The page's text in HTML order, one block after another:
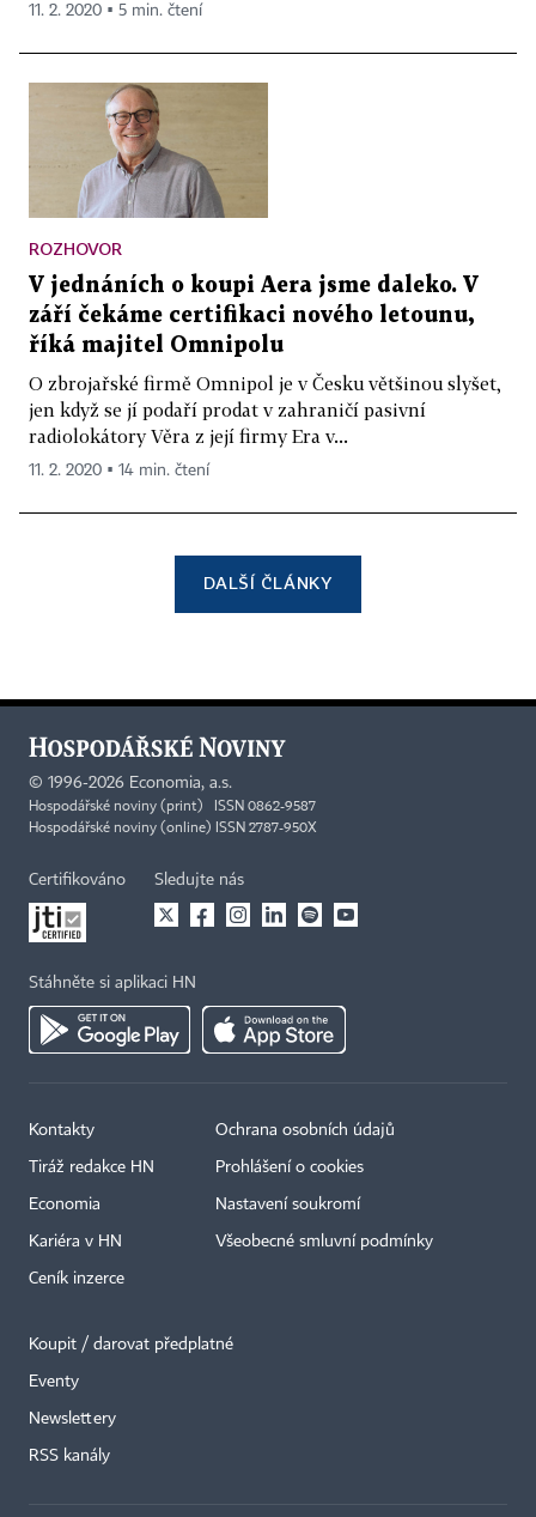
11. 2. 2020 ▪ 5 min. čtení
ROZHOVOR
V jednáních o koupi Aera jsme daleko. V
září čekáme certifikaci nového letounu,
říká majitel Omnipolu
O zbrojařské firmě Omnipol je v Česku většinou slyšet,
jen když se jí podaří prodat v zahraničí pasivní
radiolokátory Věra z její firmy Era v...
11. 2. 2020 ▪ 14 min. čtení
DALŠÍ ČLÁNKY
© 1996-2026 Economia, a.s.
Hospodářské noviny (print) ISSN 0862-9587
Hospodářské noviny (online) ISSN 2787-950X
Certifikováno Sledujte nás
Stáhněte si aplikaci HN
Kontakty
Tiráž redakce HN
Economia
Kariéra v HN
Ceník inzerce
Ochrana osobních údajů
Prohlášení o cookies
Nastavení soukromí
Všeobecné smluvní podmínky
Koupit / darovat předplatné
Eventy
Newslettery
RSS kanály